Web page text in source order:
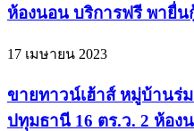
ห้องนอน บริการฟรี พายื่น
17 เมษายน 2023
ขายทาวน์เฮ้าส์ หมู่บ้านร่
ปทุมธานี 16 ตร.ว. 2 ห้อง